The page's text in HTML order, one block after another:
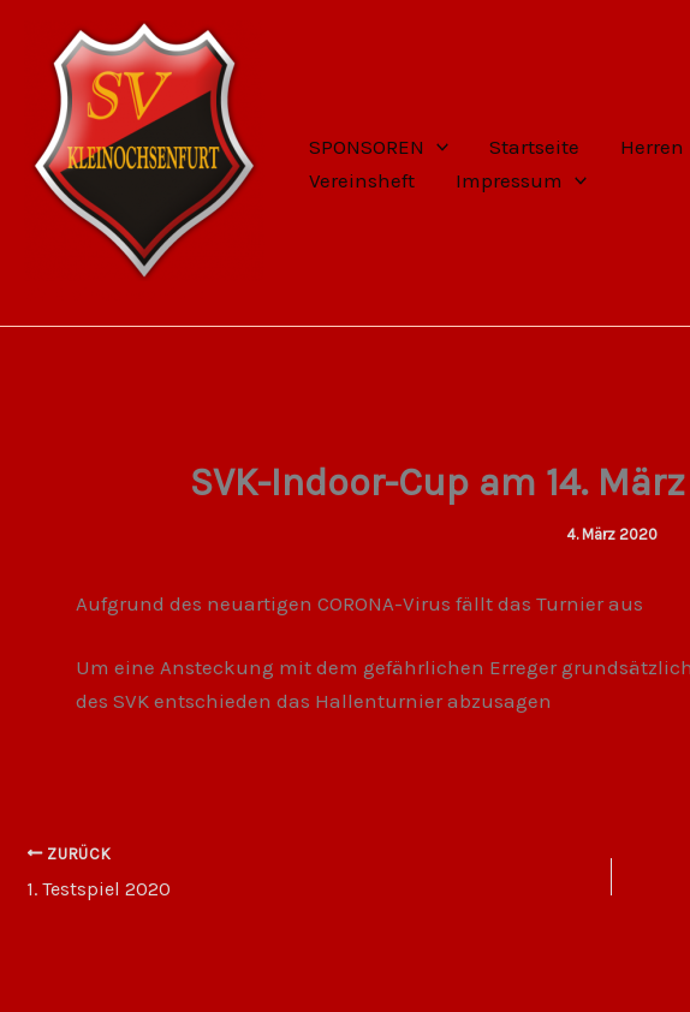
Inhalt
springen
SPONSOREN Startseite Herren
Vereinsheft
Impressum
SVK-Indoor-Cup am 14.
4. März 2020
Aufgrund des neuartigen CORONA-Virus fällt das Turnier aus
Um eine Ansteckung mit dem gefährlichen Erreger
des SVK entschieden das Hallenturnier abzusagen
ZURÜCK
1. Testspiel 2020